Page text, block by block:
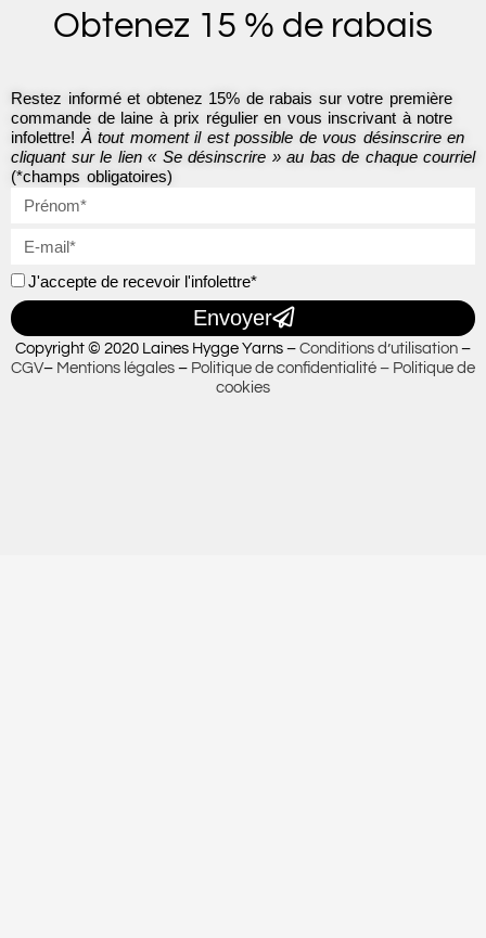
o
k
r
a
Obtenez 15 % de rabais
Restez informé et obtenez 15% de rabais sur votre première
commande de laine à prix régulier en vous inscrivant à notre
infolettre! À tout moment il est possible de vous désinscrire en
cliquant sur le lien « Se désinscrire » au bas de chaque courriel
(*champs obligatoires)
J'accepte de recevoir l'infolettre*
Envoyer
Copyright © 2020 Laines Hygge Yarns – Conditions d’utilisation –
CGV– Mentions légales – Politique de confidentialité – Politique de
cookies